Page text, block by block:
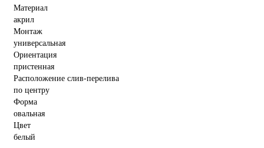
Материал
акрил
Монтаж
универсальная
Ориентация
пристенная
Расположение слив-перелива
по центру
Форма
овальная
Цвет
белый